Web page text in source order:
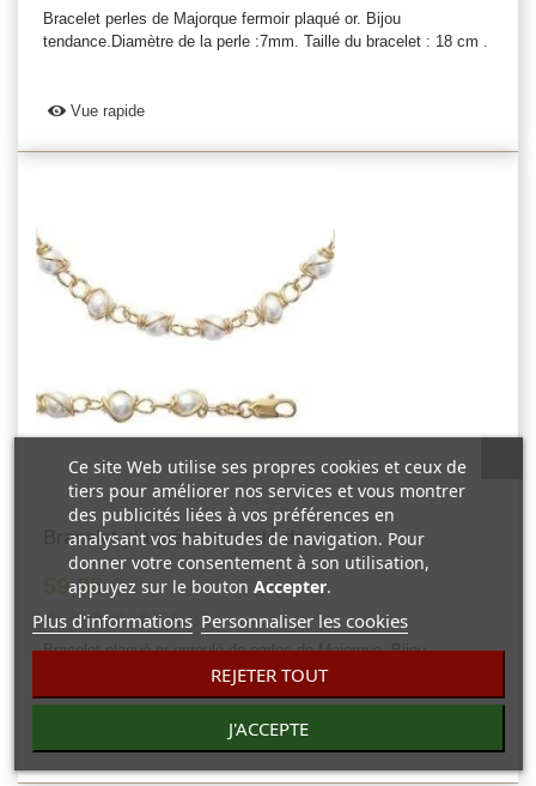
Bracelet perles de Majorque fermoir plaqué or. Bijou
tendance.Diamètre de la perle :7mm. Taille du bracelet : 18 cm .
Vue rapide
Bracelet plaqué or enroulé de...
59,85 €
0 Avis
Bracelet plaqué or enroulé de perles de Majorque. Bijou
Ce site Web utilise ses propres cookies et ceux de
tiers pour améliorer nos services et vous montrer
des publicités liées à vos préférences en
analysant vos habitudes de navigation. Pour
donner votre consentement à son utilisation,
appuyez sur le bouton Accepter.
Plus d'informations Personnaliser les cookies
REJETER TOUT
J'ACCEPTE